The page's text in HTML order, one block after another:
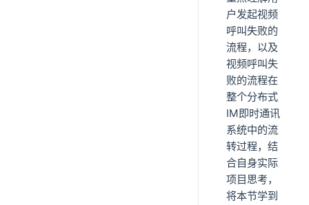
户发起视频
呼叫失败的
流程，以及
视频呼叫失
败的流程在
整个分布式
IM即时通讯
系统中的流
转过程，结
合自身实际
项目思考，
将本节学到